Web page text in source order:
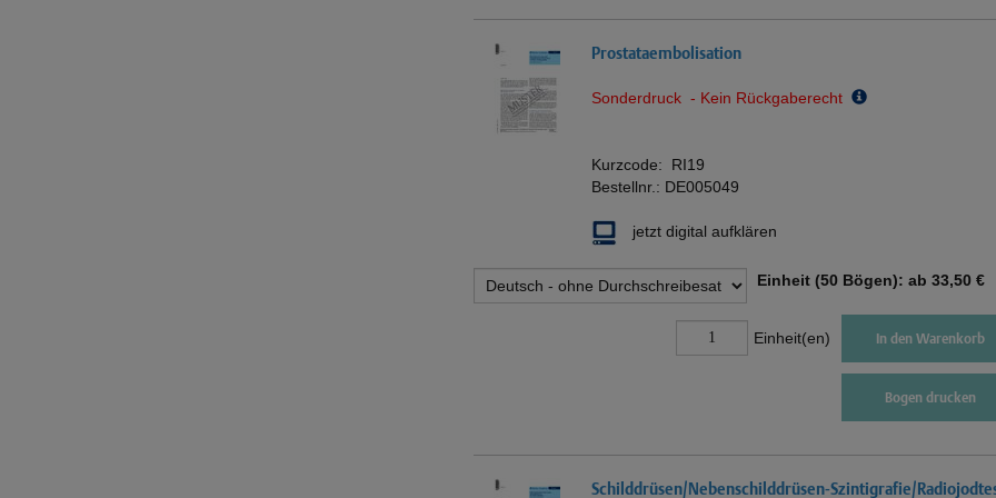
Prostataembolisation
Sonderdruck - Kein Rückgaberecht
Kurzcode: RI19
Bestellnr.: DE005049
jetzt digital aufklären
Einheit (50 Bögen): ab 33,50 €
Einheit(en) In den Warenkorb
Bogen drucken
Schilddrüsen/Nebenschilddrüsen-Szintigrafie/